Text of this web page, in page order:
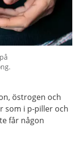
östrogen och
som i p-piller och
får någon